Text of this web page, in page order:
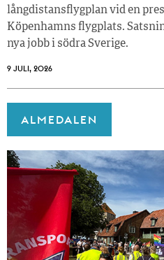
långdistansflygplan vid en
Köpenhamns flygplats.
nya jobb i södra Sverige.
9 JULI, 2026
ALMEDALEN